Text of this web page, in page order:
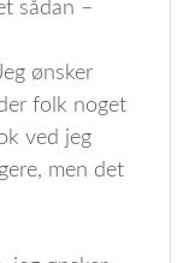
sådan –
ønsker
folk noget
ved jeg
men det